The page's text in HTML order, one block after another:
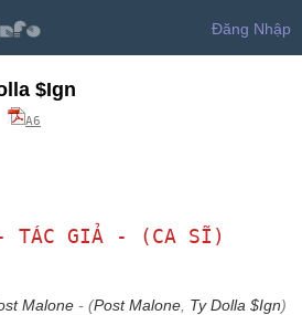
Đăng Nhập
$Ign
A6
- TÁC GIẢ - (CA SĨ)
Malone - (Post Malone Ty Dolla $Ign)